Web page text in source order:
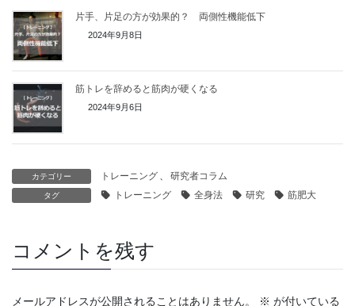
片手、片足の方が効果的？ 両側性機能低下
2024年9月8日
筋トレを辞めると筋肉が硬くなる
2024年9月6日
カテゴリー トレーニング 研究者コラム
タグ トレーニング 全身法 研究 筋肥大
コメントを残す
メールアドレスが公開されることはありません。 ※ が付いている